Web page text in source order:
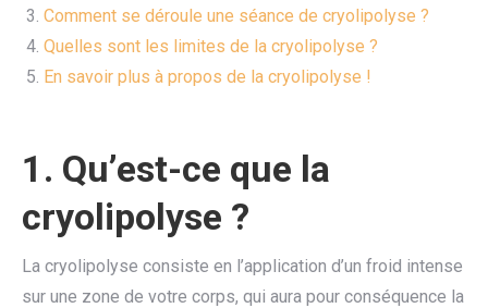
Comment se déroule une séance de cryolipolyse ?
Quelles sont les limites de la cryolipolyse ?
En savoir plus à propos de la cryolipolyse !
1. Qu’est-ce que la
cryolipolyse ?
La cryolipolyse consiste en l’application d’un froid intense
sur une zone de votre corps, qui aura pour conséquence la